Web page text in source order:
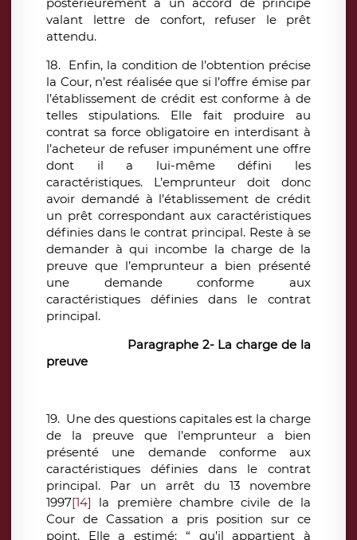
valant lettre de confort, refuser le prêt
attendu.
18. Enfin, la condition de l’obtention précise
la Cour, n’est réalisée que si l’offre émise par
l’établissement de crédit est conforme à de
telles stipulations. Elle fait produire au
contrat sa force obligatoire en interdisant à
l’acheteur de refuser impunément une offre
dont il a lui-même défini les
caractéristiques. L’emprunteur doit donc
avoir demandé à l’établissement de crédit
un prêt correspondant aux caractéristiques
définies dans le contrat principal. Reste à se
demander à qui incombe la charge de la
preuve que l’emprunteur a bien présenté
une demande conforme aux
caractéristiques définies dans le contrat
principal.
Paragraphe 2- La charge de la
preuve
19. Une des questions capitales est la charge
de la preuve que l’emprunteur a bien
présenté une demande conforme aux
caractéristiques définies dans le contrat
principal. Par un arrêt du 13 novembre
1997[14]
la première chambre civile de la
Cour de Cassation a pris position sur ce
point. Elle a estimé: “ qu’il appartient à